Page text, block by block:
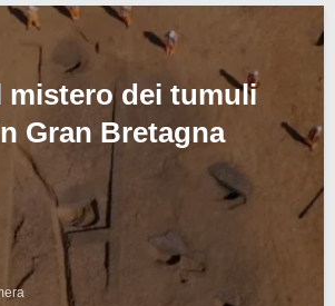
mistero dei tumuli
Gran Bretagna